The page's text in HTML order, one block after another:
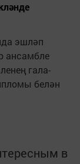
эшләп
ансамбле
гала-
белән
в